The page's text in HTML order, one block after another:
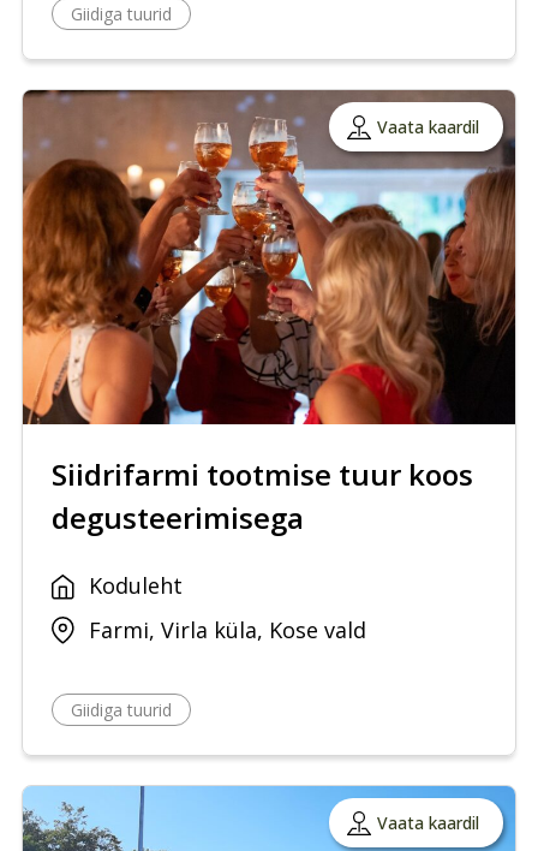
Giidiga tuurid
Vaata kaardil
Siidrifarmi tootmise tuur koos
degusteerimisega
Koduleht
Farmi, Virla küla, Kose vald
Giidiga tuurid
Vaata kaardil